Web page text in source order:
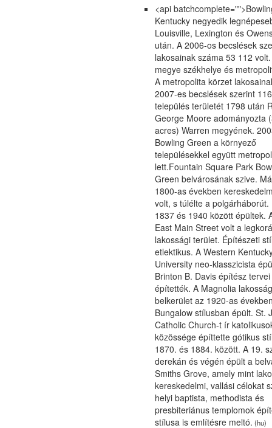
<api
Kentucky negyedik
Louisville, Lexington és
után. A 2006-os becslések
lakosainak száma 53 112
megye székhelye és
A metropolita körzet
2007-es becslések szerint
település területét 1798 után
George Moore adományozta
acres) Warren megyének.
Bowling Green a környező
településekkel együtt
lett.Fountain Square Park
Green belvárosának szive.
1800-as években
volt, s túlélte a polgárháborút.
1837 és 1940 között épültek.
East Main Street volt a
lakossági terület. Építészeti
etlektikus. A Western
University neo-klasszicista
Brinton B. Davis építész
építették. A Magnolia
belkerület az 1920-as
Bungalow stílusban épült. St.
Catholic Church-t ír
közössége építtette gótikus
1870. és 1884. között. A 19.
derekán és végén épült a
Smiths Grove, amely mint
kereskedelmi, vallási célokat
helyi baptista, methodista és
presbiteriánus templomok
stílusa is említésre meltó. (hu)